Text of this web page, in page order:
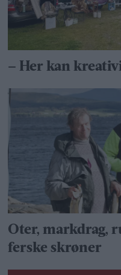
– Her kan
Oter, markdrag,
ferske skrøner